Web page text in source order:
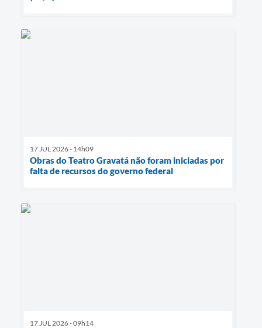
17 JUL 2026 - 14h09
Obras do Teatro Gravatá não foram iniciadas por
falta de recursos do governo federal
17 JUL 2026 - 09h14